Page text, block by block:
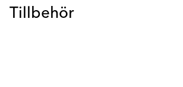
Tillbehör